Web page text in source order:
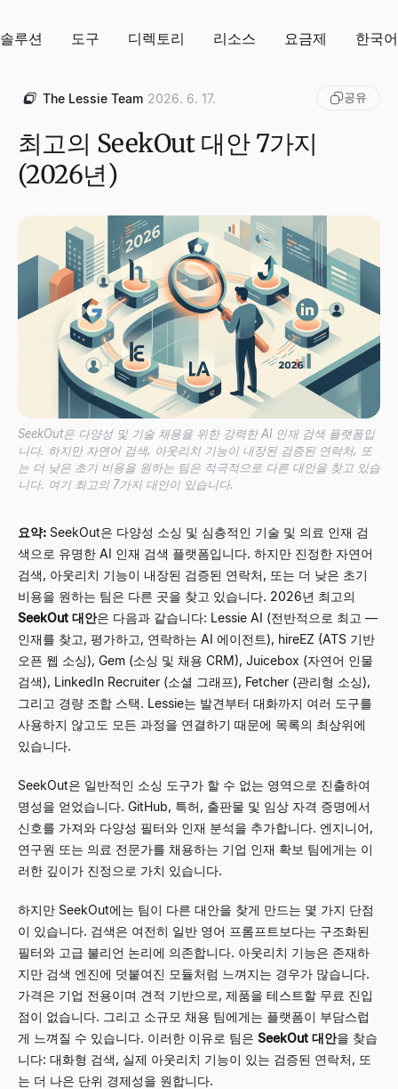
솔루션 도구 디렉토리 리소스 요금제 한국어
The Lessie Team 2026. 6. 17. 공유
최고의 SeekOut 대안 7가지
(2026년)
SeekOut은 다양성 및 기술 채용을 위한 강력한 AI 인재 검색 플랫폼입
니다. 하지만 자연어 검색, 아웃리치 기능이 내장된 검증된 연락처, 또
는 더 낮은 초기 비용을 원하는 팀은 적극적으로 다른 대안을 찾고 있습
니다. 여기 최고의 7가지 대안이 있습니다.
요약: SeekOut은 다양성 소싱 및 심층적인 기술 및 의료 인재 검
색으로 유명한 AI 인재 검색 플랫폼입니다. 하지만 진정한 자연어
검색, 아웃리치 기능이 내장된 검증된 연락처, 또는 더 낮은 초기
비용을 원하는 팀은 다른 곳을 찾고 있습니다. 2026년 최고의
SeekOut 대안은 다음과 같습니다: Lessie AI (전반적으로 최고 —
인재를 찾고, 평가하고, 연락하는 AI 에이전트), hireEZ (ATS 기반
오픈 웹 소싱), Gem (소싱 및 채용 CRM), Juicebox (자연어 인물
검색), LinkedIn Recruiter (소셜 그래프), Fetcher (관리형 소싱),
그리고 경량 조합 스택. Lessie는 발견부터 대화까지 여러 도구를
사용하지 않고도 모든 과정을 연결하기 때문에 목록의 최상위에
있습니다.
SeekOut은 일반적인 소싱 도구가 할 수 없는 영역으로 진출하여
명성을 얻었습니다. GitHub, 특허, 출판물 및 임상 자격 증명에서
신호를 가져와 다양성 필터와 인재 분석을 추가합니다. 엔지니어,
연구원 또는 의료 전문가를 채용하는 기업 인재 확보 팀에게는 이
러한 깊이가 진정으로 가치 있습니다.
하지만 SeekOut에는 팀이 다른 대안을 찾게 만드는 몇 가지 단점
이 있습니다. 검색은 여전히 일반 영어 프롬프트보다는 구조화된
필터와 고급 불리언 논리에 의존합니다. 아웃리치 기능은 존재하
지만 검색 엔진에 덧붙여진 모듈처럼 느껴지는 경우가 많습니다.
가격은 기업 전용이며 견적 기반으로, 제품을 테스트할 무료 진입
점이 없습니다. 그리고 소규모 채용 팀에게는 플랫폼이 부담스럽
게 느껴질 수 있습니다. 이러한 이유로 팀은 SeekOut 대안을 찾습
니다: 대화형 검색, 실제 아웃리치 기능이 있는 검증된 연락처, 또
는 더 나은 단위 경제성을 원합니다.